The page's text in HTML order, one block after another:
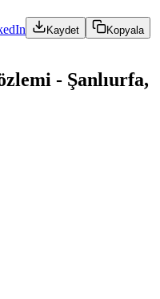
Kaydet Kopyala
- Şanlıurfa,